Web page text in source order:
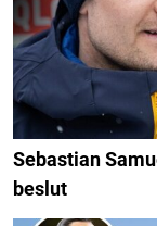
Sebastian
beslut